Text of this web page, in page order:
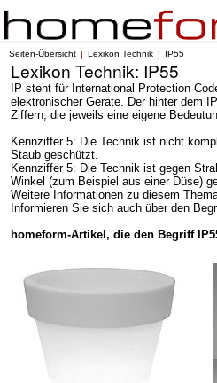
Seiten-Übersicht Lexikon Technik IP55
Lexikon Technik: IP55
IP steht für International Protection
elektronischer Geräte. Der hinter dem
Ziffern, die jeweils eine eigene
Kennziffer 5: Die Technik ist nicht
Staub geschützt.
Kennziffer 5: Die Technik ist gegen
Winkel (zum Beispiel aus einer Düse)
Weitere Informationen zu diesem
Informieren Sie sich auch über den
homeform-Artikel, die den Begriff